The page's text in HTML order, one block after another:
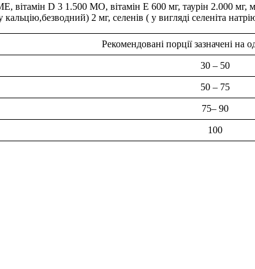
D 3 1.500 МО, вітамін Е 600 мг, таурін 2.000 мг,
2 мг, селенів ( у вигляді селеніта
Рекомендовані порції зазначені на
30 – 50
50 – 75
75– 90
100